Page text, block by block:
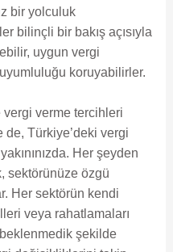
bir yolculuk
bilinçli bir bakış açısıyla
uygun vergi
koruyabilirler.
verme tercihleri
Türkiye’deki vergi
Her şeyden
sektörünüze özgü
Her sektörün kendi
veya rahatlamaları
şekilde